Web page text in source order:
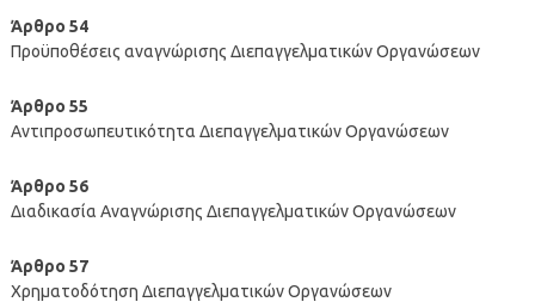
Άρθρο 54
Προϋποθέσεις αναγνώρισης Διεπαγγελματικών Οργανώσεων
Άρθρο 55
Αντιπροσωπευτικότητα Διεπαγγελματικών Οργανώσεων
Άρθρο 56
Διαδικασία Αναγνώρισης Διεπαγγελματικών Οργανώσεων
Άρθρο 57
Χρηματοδότηση Διεπαγγελματικών Οργανώσεων